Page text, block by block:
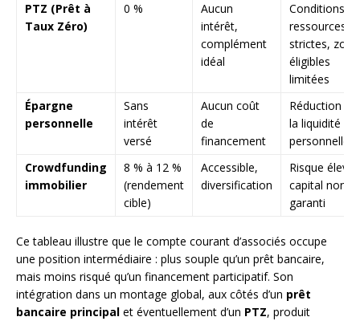
PTZ (Prêt à
Taux Zéro)
0 %
Aucun
intérêt,
complément
idéal
Conditions de
ressources
strictes,
éligibles
limitées
Épargne
personnelle
Sans
intérêt
versé
Aucun coût
de
financement
Réduction de
la liquidité
personnelle
Crowdfunding
immobilier
8 % à 12 %
(rendement
cible)
Accessible,
diversification
Risque élevé,
capital non
garanti
Ce tableau illustre que le compte courant d’associés occupe
une position intermédiaire : plus souple qu’un prêt bancaire,
mais moins risqué qu’un financement participatif. Son
intégration dans un montage global, aux côtés d’un prêt
bancaire principal et éventuellement d’un PTZ, produit